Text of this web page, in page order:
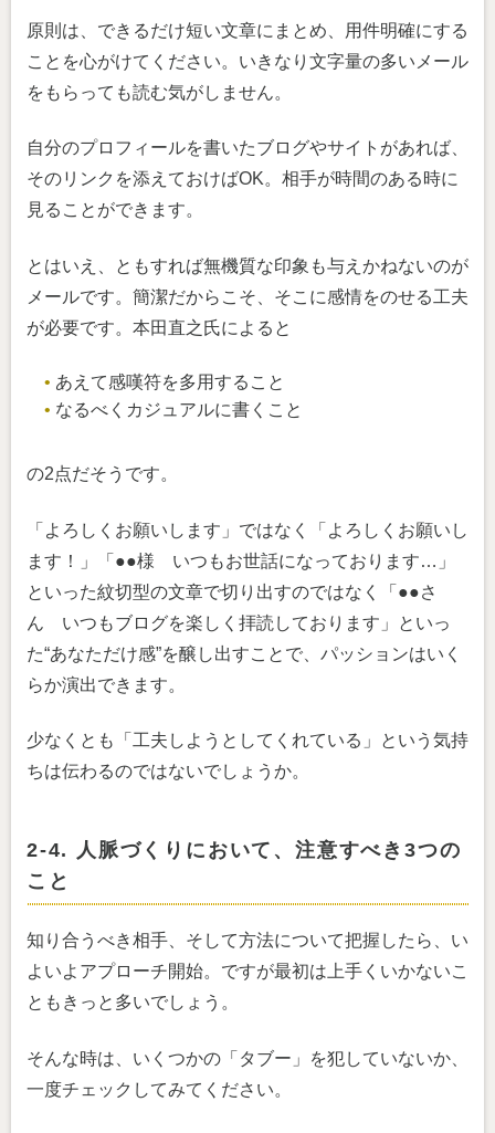
原則は、できるだけ短い文章にまとめ、用件明確にする
ことを心がけてください。いきなり文字量の多いメール
をもらっても読む気がしません。
自分のプロフィールを書いたブログやサイトがあれば、
そのリンクを添えておけばOK。相手が時間のある時に
見ることができます。
とはいえ、ともすれば無機質な印象も与えかねないのが
メールです。簡潔だからこそ、そこに感情をのせる工夫
が必要です。本田直之氏によると
あえて感嘆符を多用すること
なるべくカジュアルに書くこと
の2点だそうです。
「よろしくお願いします」ではなく「よろしくお願いし
ます！」「●●様 いつもお世話になっております…」
といった紋切型の文章で切り出すのではなく「●●さ
ん いつもブログを楽しく拝読しております」といっ
た“あなただけ感”を醸し出すことで、パッションはいく
らか演出できます。
少なくとも「工夫しようとしてくれている」という気持
ちは伝わるのではないでしょうか。
2-4. 人脈づくりにおいて、注意すべき3つの
こと
知り合うべき相手、そして方法について把握したら、い
よいよアプローチ開始。ですが最初は上手くいかないこ
ともきっと多いでしょう。
そんな時は、いくつかの「タブー」を犯していないか、
一度チェックしてみてください。